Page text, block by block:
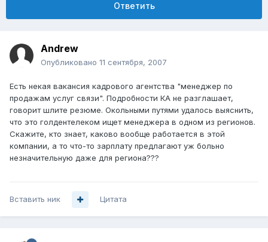
Ответить
Andrеw
Опубликовано 11 сентября, 2007
Есть некая вакансия кадрового агентства "менеджер по
продажам услуг связи". Подробности КА не разглашает,
говорит шлите резюме. Окольными путями удалось выяснить,
что это голдентелеком ищет менеджера в одном из регионов.
Скажите, кто знает, каково вообще работается в этой
компании, а то что-то зарплату предлагают уж больно
незначительную даже для региона???
Вставить ник Цитата